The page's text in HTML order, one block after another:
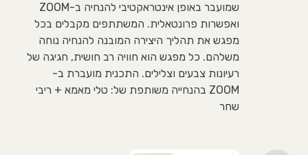
שמועבר באופן אינטראקטיבי להנחיה ב-ZOOM
ואפשרות פרונטאלית. המשתתפים מקבלים בכל
מפגש את תהליך היצירה המובנה להנחיה נוחה
משלהם. כל מפגש הוא חוויה רב חושית, חגיגה של
רעיונות צבעים וצלילים. התכנית מועברת ב-
ZOOM בהנחייה משותפת של: טלי מאמא + ריבי
שחר